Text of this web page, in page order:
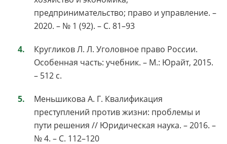
предпринимательство; право и управление. –
2020. – № 1 (92). – С. 81–93
Кругликов Л. Л. Уголовное право России.
Особенная часть: учебник. – М.: Юрайт, 2015.
– 512 с.
Меньшикова А. Г. Квалификация
преступлений против жизни: проблемы и
пути решения // Юридическая наука. – 2016. –
№ 4. – С. 112–120